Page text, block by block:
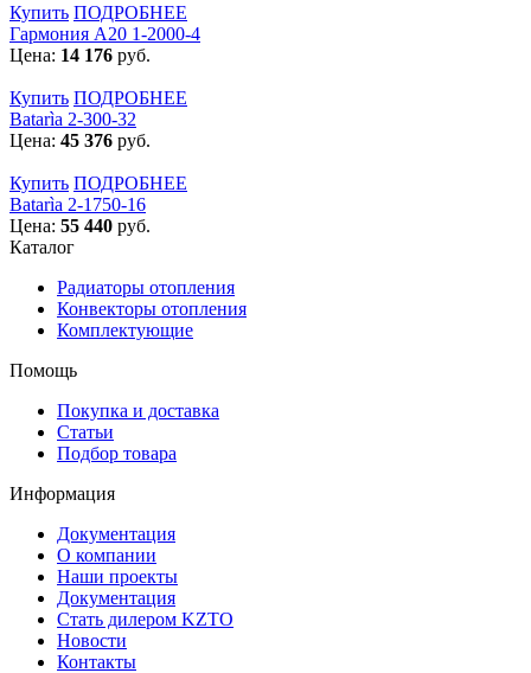
Купить ПОДРОБНЕЕ
Гармония А20 1-2000-4
Цена: 14 176 руб.
Купить ПОДРОБНЕЕ
Batarìa 2-300-32
Цена: 45 376 руб.
Купить ПОДРОБНЕЕ
Batarìa 2-1750-16
Цена: 55 440 руб.
Каталог
Радиаторы отопления
Конвекторы отопления
Комплектующие
Помощь
Покупка и доставка
Статьи
Подбор товара
Информация
Документация
О компании
Наши проекты
Документация
Стать дилером KZTO
Новости
Контакты